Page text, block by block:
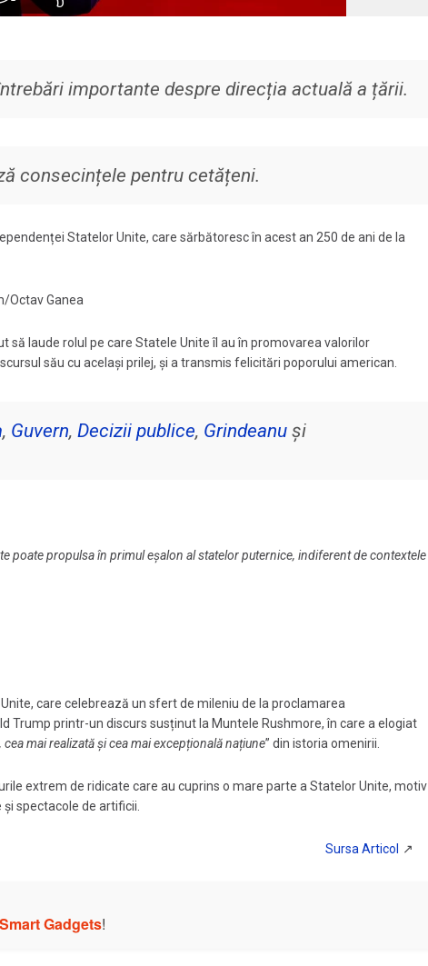
importante despre direcția actuală a țării.
consecințele pentru cetățeni.
Statelor Unite, care sărbătoresc în acest an 250 de ani de la
Octav Ganea
să laude rolul pe care Statele Unite îl au în promovarea valorilor
său cu acelaşi prilej, și a transmis felicitări poporului american.
, Guvern, Decizii publice, Grindeanuși
poate propulsa în primul eșalon al statelor puternice, indiferent de contextele
care celebrează un sfert de mileniu de la proclamarea
Trump printr-un discurs susținut la Muntele Rushmore, în care a elogiat
cea mai realizată şi cea mai excepțională națiune” din istoria omenirii.
extrem de ridicate care au cuprins o mare parte a Statelor Unite, motiv
spectacole de artificii.
Smart Gadgets!